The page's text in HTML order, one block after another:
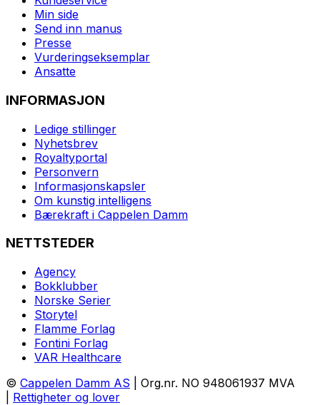
Min side
Send inn manus
Presse
Vurderingseksemplar
Ansatte
INFORMASJON
Ledige stillinger
Nyhetsbrev
Royaltyportal
Personvern
Informasjonskapsler
Om kunstig intelligens
Bærekraft i Cappelen Damm
NETTSTEDER
Agency
Bokklubber
Norske Serier
Storytel
Flamme Forlag
Fontini Forlag
VAR Healthcare
© Cappelen Damm AS | Org.nr. NO 948061937 MVA
Rettigheter og lover